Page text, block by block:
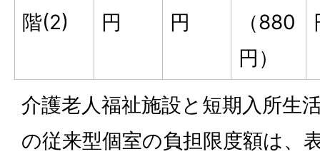
階(2)
円
円
（880
円）
介護老人福祉施設と短期入所生
の従来型個室の負担限度額は、